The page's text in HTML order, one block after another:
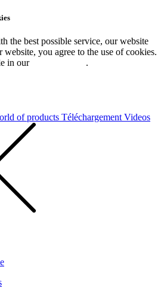
the best possible service, our website
you agree to the use of cookies.
in our
.
of products Téléchargement Videos